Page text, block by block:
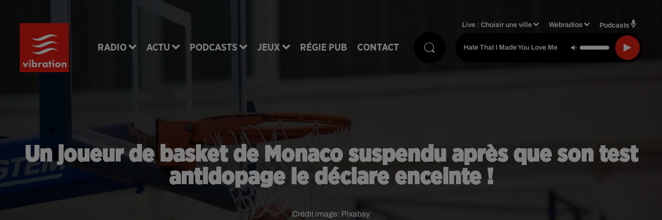
RADIO ACTU PODCASTS JEUX RÉGIE PUB CONTACT
Live :Choisir une ville Webradios Podcasts
Hate That I Made You Love Me Ariana Grande
Un joueur de basket de Monaco suspendu après que son test
antidopage le déclare enceinte !
Crédit image: Pixabay